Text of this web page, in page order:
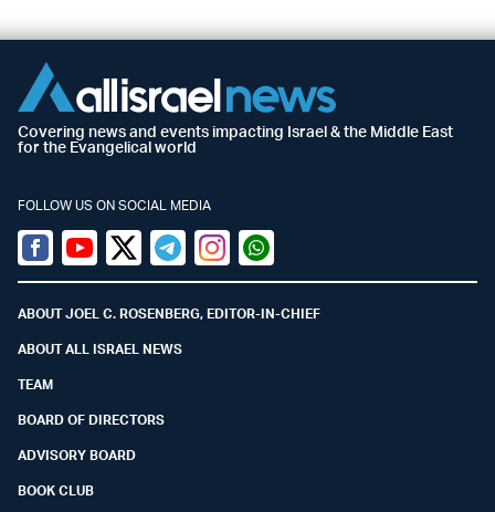
Covering news and events impacting Israel & the Middle East
for the Evangelical world
FOLLOW US ON SOCIAL MEDIA
Facebook
YoutubeTwitter (X)
TelegramInstagramWhatsapp
ABOUT JOEL C. ROSENBERG, EDITOR-IN-CHIEF
ABOUT ALL ISRAEL NEWS
TEAM
BOARD OF DIRECTORS
ADVISORY BOARD
BOOK CLUB